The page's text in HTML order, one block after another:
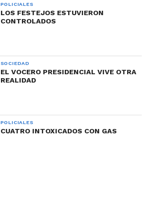
POLICIALES
LOS FESTEJOS ESTUVIERON
CONTROLADOS
SOCIEDAD
EL VOCERO PRESIDENCIAL VIVE OTRA
REALIDAD
POLICIALES
CUATRO INTOXICADOS CON GAS